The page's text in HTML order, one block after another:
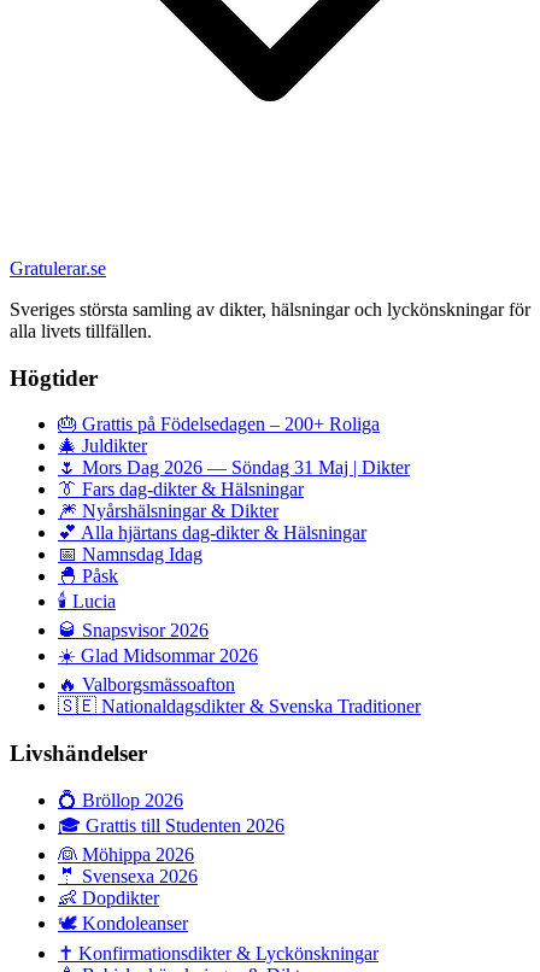
Gratulerar.se
Sveriges största samling av dikter, hälsningar och lyckönskningar för
alla livets tillfällen.
Högtider
🎂 Grattis på Födelsedagen – 200+ Roliga
🎄 Juldikter
🌷 Mors Dag 2026 — Söndag 31 Maj | Dikter
👔 Fars dag-dikter & Hälsningar
🎆 Nyårshälsningar & Dikter
💕 Alla hjärtans dag-dikter & Hälsningar
📅 Namnsdag Idag
🐣 Påsk
🕯️ Lucia
🥃 Snapsvisor 2026
☀️ Glad Midsommar 2026
🔥 Valborgsmässoafton
🇸🇪 Nationaldagsdikter & Svenska Traditioner
Livshändelser
💍 Bröllop 2026
🎓 Grattis till Studenten 2026
👰 Möhippa 2026
🤵 Svensexa 2026
👶 Dopdikter
🕊️ Kondoleanser
✝️ Konfirmationsdikter & Lyckönskningar